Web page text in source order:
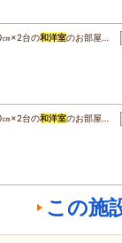
×2台の和洋室のお部屋…
×2台の和洋室のお部屋…
この施